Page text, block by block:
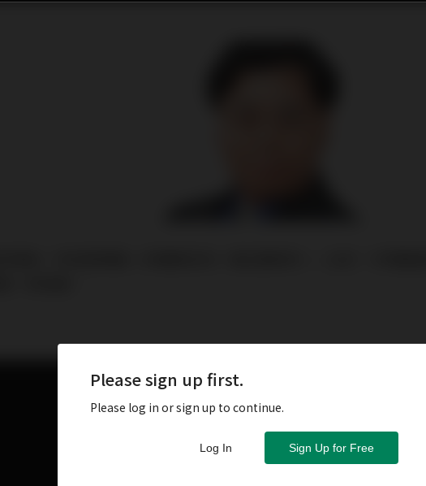
Please sign up first.
Please log in or sign up to continue.
Sign Up for Free
Log In